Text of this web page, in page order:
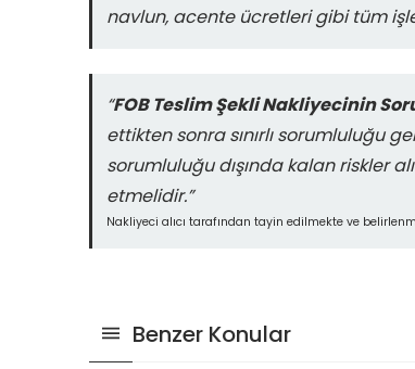
navlun, acente ücretleri gibi tüm
“FOB Teslim Şekli Nakliyecinin
ettikten sonra sınırlı sorumluluğu
sorumluluğu dışında kalan riskler
etmelidir.”
Nakliyeci alıcı tarafından tayin edilmekte ve
Benzer Konular